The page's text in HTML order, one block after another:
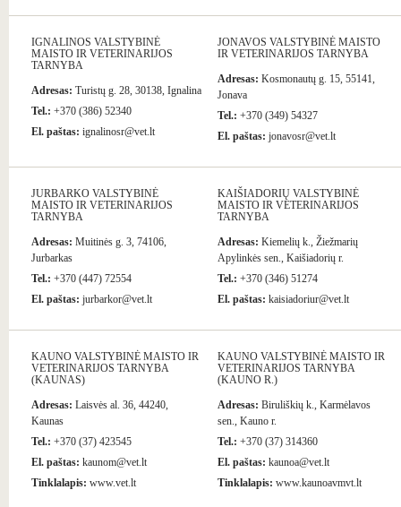
IGNALINOS VALSTYBINĖ
MAISTO IR VETERINARIJOS
TARNYBA
Adresas: Turistų g. 28, 30138, Ignalina
Tel.: +370 (386) 52340
El. paštas: ignalinosr@vet.lt
JONAVOS VALSTYBINĖ MAISTO
IR VETERINARIJOS TARNYBA
Adresas: Kosmonautų g. 15, 55141,
Jonava
Tel.: +370 (349) 54327
El. paštas: jonavosr@vet.lt
JURBARKO VALSTYBINĖ
MAISTO IR VETERINARIJOS
TARNYBA
Adresas: Muitinės g. 3, 74106,
Jurbarkas
Tel.: +370 (447) 72554
El. paštas: jurbarkor@vet.lt
KAIŠIADORIŲ VALSTYBINĖ
MAISTO IR VETERINARIJOS
TARNYBA
Adresas: Kiemelių k., Žiežmarių
Apylinkės sen., Kaišiadorių r.
Tel.: +370 (346) 51274
El. paštas: kaisiadoriur@vet.lt
KAUNO VALSTYBINĖ MAISTO IR
VETERINARIJOS TARNYBA
(KAUNAS)
Adresas: Laisvės al. 36, 44240,
Kaunas
Tel.: +370 (37) 423545
El. paštas: kaunom@vet.lt
Tinklalapis: www.vet.lt
KAUNO VALSTYBINĖ MAISTO IR
VETERINARIJOS TARNYBA
(KAUNO R.)
Adresas: Biruliškių k., Karmėlavos
sen., Kauno r.
Tel.: +370 (37) 314360
El. paštas: kaunoa@vet.lt
Tinklalapis: www.kaunoavmvt.lt